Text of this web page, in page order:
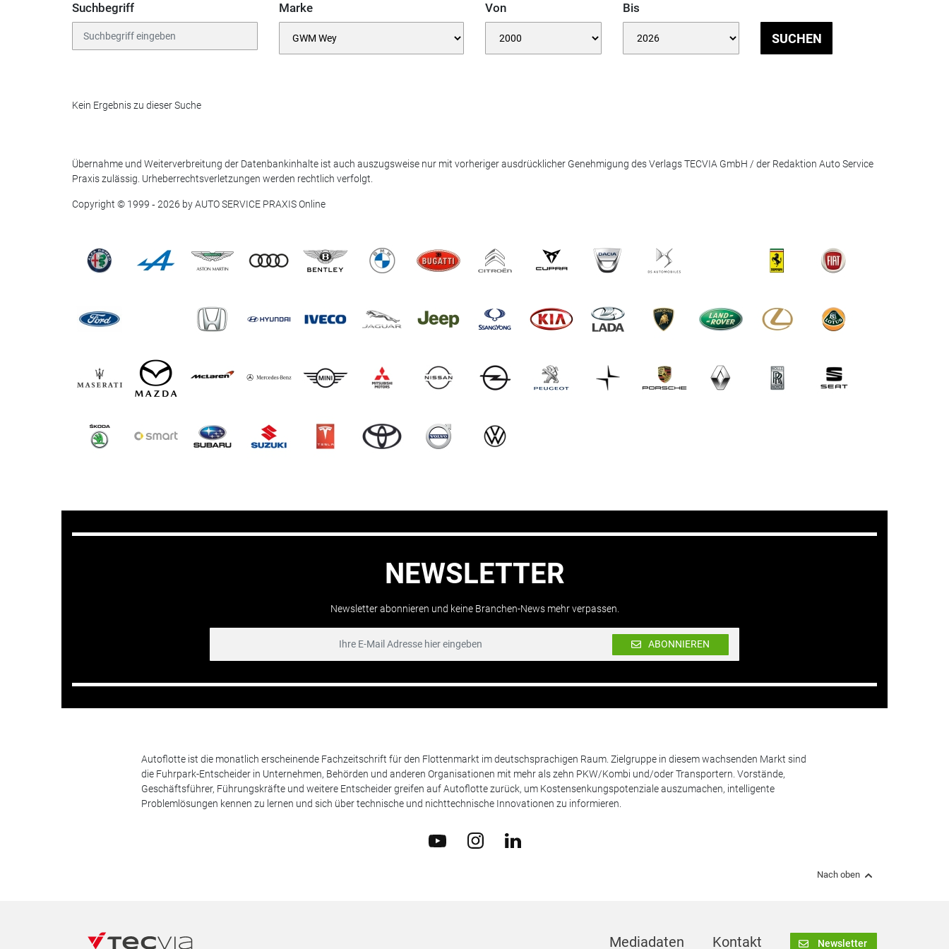
Suchbegriff Marke Von Bis
SUCHEN
Kein Ergebnis zu dieser Suche
Übernahme und Weiterverbreitung der Datenbankinhalte ist auch auszugsweise nur mit vorheriger ausdrücklicher Genehmigung des Verlags TECVIA GmbH / der Redaktion Auto Service
Praxis zulässig. Urheberrechtsverletzungen werden rechtlich verfolgt.
Copyright © 1999 ‐ 2026 by AUTO SERVICE PRAXIS Online
NEWSLETTER
Newsletter abonnieren und keine Branchen-News mehr verpassen.
ABONNIEREN
Autoflotte ist die monatlich erscheinende Fachzeitschrift für den Flottenmarkt im deutschsprachigen Raum. Zielgruppe in diesem wachsenden Markt sind
die Fuhrpark-Entscheider in Unternehmen, Behörden und anderen Organisationen mit mehr als zehn PKW/Kombi und/oder Transportern. Vorstände,
Geschäftsführer, Führungskräfte und weitere Entscheider greifen auf Autoflotte zurück, um Kostensenkungspotenziale auszumachen, intelligente
Problemlösungen kennen zu lernen und sich über technische und nichttechnische Innovationen zu informieren.
Nach oben
Mediadaten Kontakt Newsletter